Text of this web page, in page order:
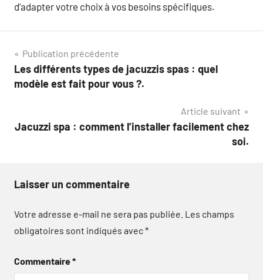
d’adapter votre choix à vos besoins spécifiques.
Navigation
de
Publication précédente
Les différents types de jacuzzis spas : quel
modèle est fait pour vous ?.
Article suivant
Jacuzzi spa : comment l’installer facilement chez
soi.
Laisser un commentaire
Votre adresse e-mail ne sera pas publiée. Les champs
obligatoires sont indiqués avec*
Commentaire*